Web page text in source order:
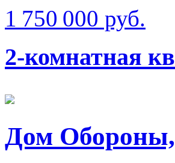
1 750 000 руб.
2-комнатная
Дом